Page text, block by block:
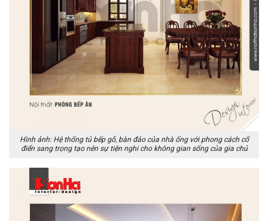
Hình ảnh: Hệ thống tủ bếp gỗ, bàn đảo của nhà ống với phong cách cổ
điển sang trọng tạo nên sự tiện nghi cho không gian sống của gia chủ